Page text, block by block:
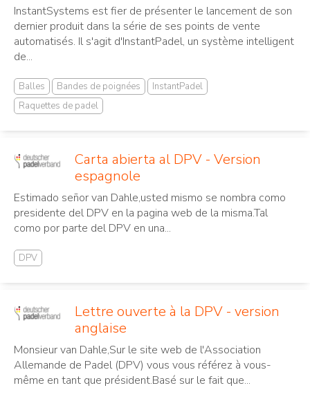
InstantSystems est fier de présenter le lancement de son
dernier produit dans la série de ses points de vente
automatisés. Il s'agit d'InstantPadel, un système intelligent
de...
Balles Bandes de poignées
InstantPadel
Raquettes de padel
Carta abierta al DPV - Version
espagnole
Estimado señor van Dahle,usted mismo se nombra como
presidente del DPV en la pagina web de la misma.Tal
como por parte del DPV en una...
DPV
Lettre ouverte à la DPV - version
anglaise
Monsieur van Dahle,Sur le site web de l'Association
Allemande de Padel (DPV) vous vous référez à vous-
même en tant que président.Basé sur le fait que...